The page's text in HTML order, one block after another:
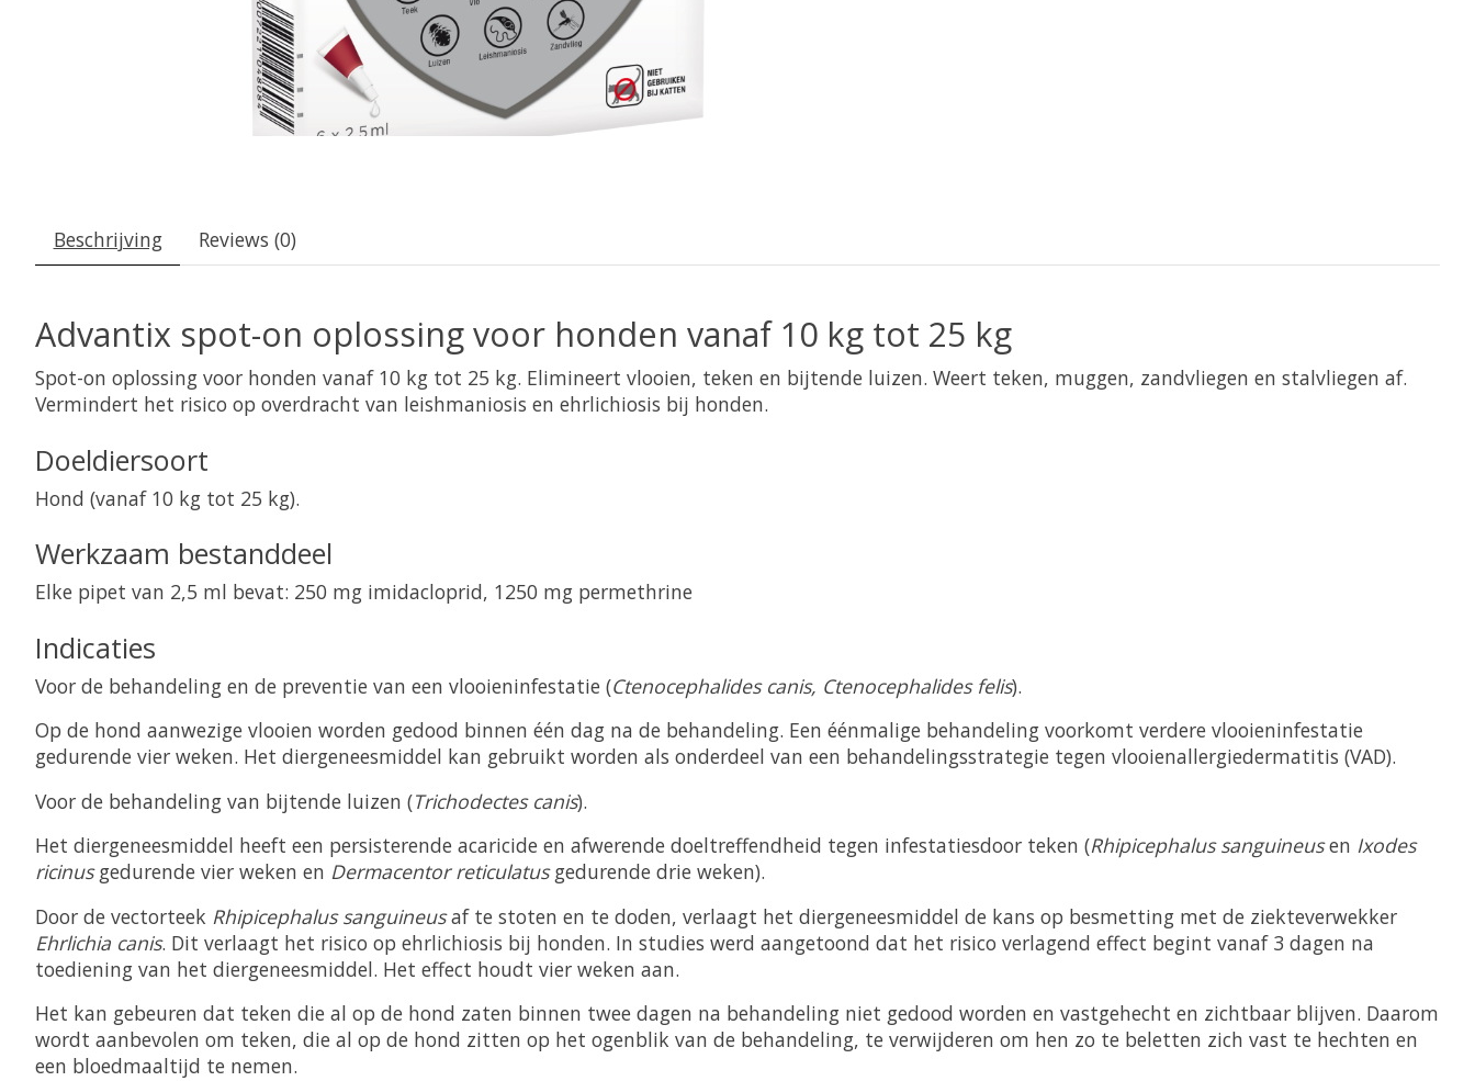
Beschrijving Reviews (0)
Advantix spot-on oplossing voor honden vanaf 10 kg tot 25 kg
Spot-on oplossing voor honden vanaf 10 kg tot 25 kg. Elimineert vlooien, teken en bijtende luizen. Weert teken, muggen, zandvliegen en stalvliegen af.
Vermindert het risico op overdracht van leishmaniosis en ehrlichiosis bij honden.
Doeldiersoort
Hond (vanaf 10 kg tot 25 kg).
Werkzaam bestanddeel
Elke pipet van 2,5 ml bevat: 250 mg imidacloprid, 1250 mg permethrine
Indicaties
Voor de behandeling en de preventie van een vlooieninfestatie (Ctenocephalides canis, Ctenocephalides felis).
Op de hond aanwezige vlooien worden gedood binnen één dag na de behandeling. Een éénmalige behandeling voorkomt verdere vlooieninfestatie
gedurende vier weken. Het diergeneesmiddel kan gebruikt worden als onderdeel van een behandelingsstrategie tegen vlooienallergiedermatitis (VAD).
Voor de behandeling van bijtende luizen (Trichodectes canis).
Het diergeneesmiddel heeft een persisterende acaricide en afwerende doeltreffendheid tegen infestatiesdoor teken (Rhipicephalus sanguineusen Ixodes
ricinusgedurende vier weken en Dermacentor reticulatusgedurende drie weken).
Door de vectorteek Rhipicephalus sanguineusaf te stoten en te doden, verlaagt het diergeneesmiddel de kans op besmetting met de ziekteverwekker
Ehrlichia canis. Dit verlaagt het risico op ehrlichiosis bij honden. In studies werd aangetoond dat het risico verlagend effect begint vanaf 3 dagen na
toediening van het diergeneesmiddel. Het effect houdt vier weken aan.
Het kan gebeuren dat teken die al op de hond zaten binnen twee dagen na behandeling niet gedood worden en vastgehecht en zichtbaar blijven. Daarom
wordt aanbevolen om teken, die al op de hond zitten op het ogenblik van de behandeling, te verwijderen om hen zo te beletten zich vast te hechten en
een bloedmaaltijd te nemen.